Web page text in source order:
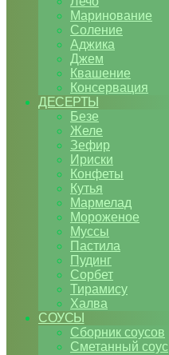
Маринование
Соление
Аджика
Джем
Квашение
Консервация
ДЕСЕРТЫ
Безе
Желе
Зефир
Ириски
Конфеты
Кутья
Мармелад
Мороженое
Муссы
Пастила
Пудинг
Сорбет
Тирамису
Халва
СОУСЫ
Сборник соусов
Сметанный соус